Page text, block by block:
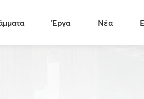
Έργα Νέα